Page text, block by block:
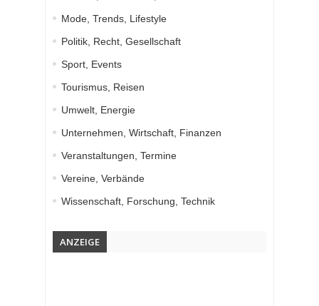
Mode, Trends, Lifestyle
Politik, Recht, Gesellschaft
Sport, Events
Tourismus, Reisen
Umwelt, Energie
Unternehmen, Wirtschaft, Finanzen
Veranstaltungen, Termine
Vereine, Verbände
Wissenschaft, Forschung, Technik
ANZEIGE